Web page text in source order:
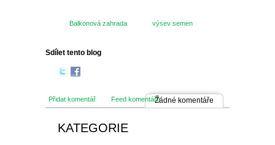
Balkonová zahrada výsev semen
Sdílet tento blog
Přidat komentář Feed komentářůŽádné komentáře
KATEGORIE